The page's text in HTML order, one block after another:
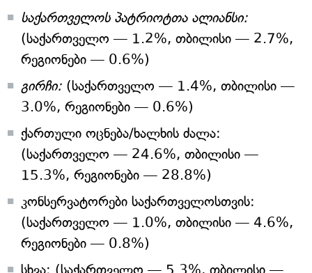
საქართველოს პატრიოტთა ალიანსი:
(საქართველო — 1.2%, თბილისი — 2.7%,
რეგიონები — 0.6%)
გირჩი: (საქართველო — 1.4%, თბილისი —
3.0%, რეგიონები — 0.6%)
ქართული ოცნება/ხალხის ძალა:
(საქართველო — 24.6%, თბილისი —
15.3%, რეგიონები — 28.8%)
კონსერვატორები საქართველოსთვის:
(საქართველო — 1.0%, თბილისი — 4.6%,
რეგიონები — 0.8%)